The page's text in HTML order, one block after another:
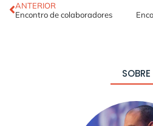
ANTERIOR
Encontro de colaboradores
SOBRE